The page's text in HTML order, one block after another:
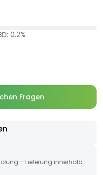
0.2%
Fragen
– Lieferung innerhalb